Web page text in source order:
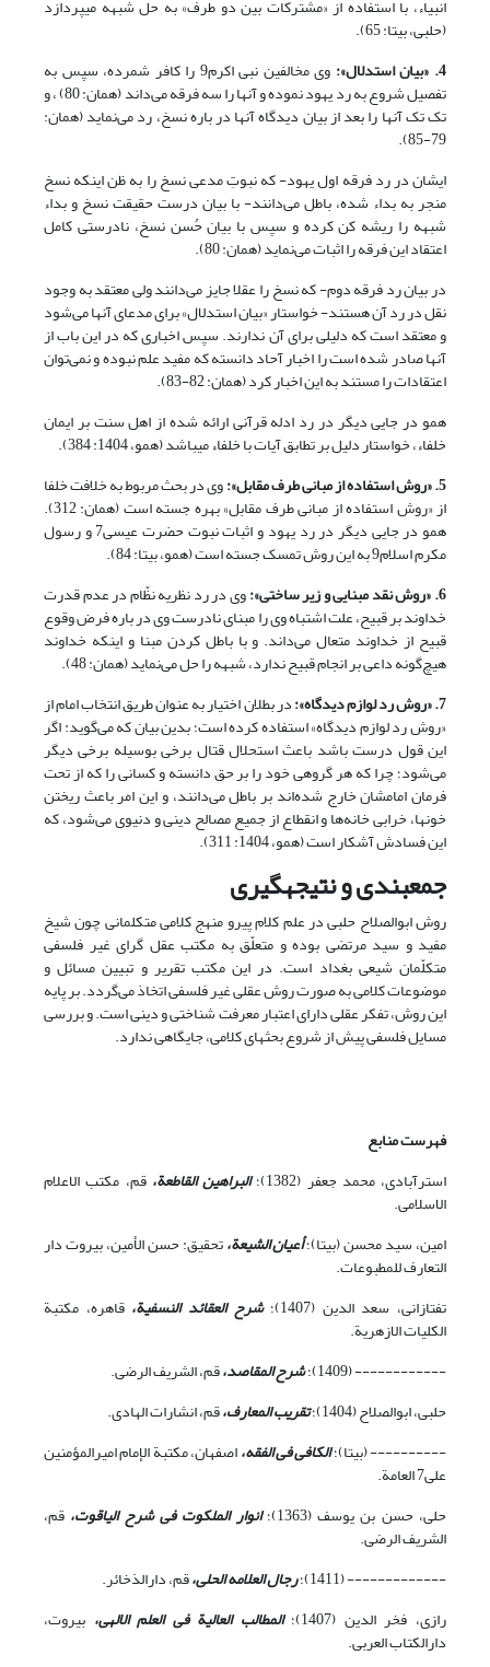
انبیاء، با استفاده از «مشترکات بین دو طرف» به حل شبهه می‏پردازد
(حلبی، بی‏تا: 65).
4. «بیان استدلال»:
وی مخالفین نبی اکرم9 را کافر شمرده، سپس به
تفصیل شروع به رد یهود نموده و آنها را سه فرقه می‌داند (همان: 80) ، و
تک تک آنها را بعد از بیان دیدگاه آنها در باره نسخ، رد می‌نماید (همان:
79-85).
ایشان در رد فرقه اول یهود- که نبوتِ مدعی نسخ را به ظن اینکه نسخ
منجر به بداء شده، باطل می‌دانند- با بیان درست حقیقت نسخ و بداء
شبهه را ریشه کن کرده و سپس با بیان حُسن نسخ، نادرستی کامل
اعتقاد این فرقه را اثبات می‌نماید (همان: 80).
در بیان رد فرقه دوم- که نسخ را عقلا جایز می‌دانند ولی معتقد به وجود
نقل در رد آن هستند- خواستار «بیان استدلال» برای مدعای آنها می‌شود
و معتقد است که دلیلی برای آن ندارند. سپس اخباری که در این باب از
آنها صادر شده است را اخبار آحاد دانسته که مفید علم نبوده و نمی‌توان
اعتقادات را مستند به این اخبار کرد (همان: 82-83).
همو در جایی دیگر در رد ادله قرآنی ارائه شده از اهل سنت بر ایمان
خلفاء، خواستار دلیل بر تطابق آیات با خلفاء می‏باشد (همو، 1404: 384).
5. «روش استفاده از مبانی طرف مقابل»:
وی در بحث مربوط به خلافت خلفا
از «روش استفاده از مبانی طرف مقابل» بهره جسته است (همان: 312).
همو در جایی دیگر در رد یهود و اثبات نبوت حضرت عیسی7 و رسول
مکرم اسلام9 به این روش تمسک جسته است (همو، بی‏تا: 84).
6. «روش نقد مبنایی و زیر ساختی»:
وی در رد نظریه نظّام در عدم قدرت
خداوند بر قبیح، علت اشتباه وی را مبنای نادرست وی در باره فرض وقوع
قبیح از خداوند متعال می‌داند. و با باطل کردن مبنا و اینکه خداوند
هیچ‌گونه داعی بر انجام قبیح ندارد، شبهه را حل می‌نماید (همان: 48).
7. «روش رد لوازم دیدگاه»:
در بطلان اختیار به عنوان طریق انتخاب امام از
«روش رد لوازم دیدگاه» استفاده کرده است؛ بدین بیان که می‌گوید: اگر
این قول درست باشد باعث استحلال قتال برخی بوسیله برخی دیگر
می‌شود؛ چرا که هر گروهی خود را بر حق دانسته و کسانی را که از تحت
فرمان امامشان خارج شده‌اند بر باطل می‌دانند، و این امر باعث ریختن
خونها، خرابی خانه‌ها و انقطاع از جمیع مصالح دینی و دنیوی می‌شود، که
این فسادش آشکار است (همو، 1404: 311).
جمع‏بندی و نتیجه‏گیری
روش ابوالصلاح حلبی در علم کلام پیرو منهج کلامی متکلمانی چون شیخ
مفید و سید مرتضی بوده و متعلّق به مکتب عقل گرای غیر فلسفی
متکلّمان شیعی بغداد است. در این مکتب تقریر و تبیین مسائل و
موضوعات کلامی به صورت روش عقلی غیر فلسفی اتخاذ می‌گردد. بر پایه
این روش، تفکر عقلی دارای اعتبار معرفت شناختی و دینی است. و بررسی
مسایل فلسفی پیش از شروع بحثهای کلامی، جایگاهی ندارد.
فهرست منابع
استرآبادى، محمد جعفر (1382)؛
‏البراهین القاطعة، قم،‏ مکتب الاعلام
الاسلامی.
امین، سید محسن (بی‏تا)؛أعیان الشیعة،تحقیق: حسن الأمین، بیروت دار
التعارف للمطبوعات.
تفتازانی، سعد الدین (1407)؛
‏شرح العقائد النسفیة، قاهره‏، مکتبة
الکلیات الازهریة.
------------ (1409)؛
شرح المقاصد،قم، الشریف الرضی.
حلبی، ابو‌الصلاح (1404)؛
تقریب المعارف،قم، انشارات الهادی.
---------- (بی‏تا)؛الکافی فی الفقه،اصفهان، مکتبة الإمام امیرالمؤمنین
علی7 العامة.
حلی، حسن بن یوسف (1363)؛
انوار الملکوت فی شرح الیاقوت، قم،‏
‏الشریف الرضی.
------------- (1411)؛
رجال العلامه الحلی،قم، دارالذخائر.
رازی، فخر الدین (1407)؛
المطالب العالیة فی العلم الالهی، بیروت،
دارالکتاب العربی.